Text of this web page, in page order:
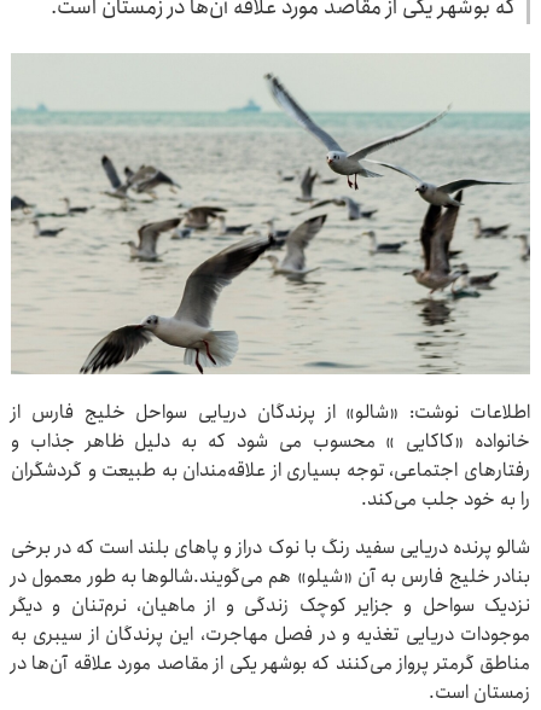
که بوشهر یکی از مقاصد مورد علاقه آن‌ها در زمستان است.
اطلاعات نوشت: «شالو» از پرندگان دریایی سواحل خلیج فارس از
خانواده‌ «کاکایی‌ » محسوب می شود که به دلیل ظاهر جذاب و
رفتارهای اجتماعی‌، توجه بسیاری از علاقه‌مندان به طبیعت و گردشگران
را به خود جلب می‌کند.
شالو پرنده دریایی سفید رنگ با نوک دراز و پاهای بلند است که در برخی
بنادر خلیج فارس به آن «شیلو» هم می‌گویند.شالوها به طور معمول در
نزدیک سواحل و جزایر کوچک زندگی و از ماهیان، نرم‌تنان و دیگر
موجودات دریایی تغذیه و در فصل مهاجرت، این پرندگان از سیبری به
مناطق گرمتر پرواز می‌کنند که بوشهر یکی از مقاصد مورد علاقه آن‌ها در
زمستان است.